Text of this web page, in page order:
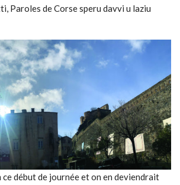
Paroles de Corse speru davvi u laziu
début de journée et on en deviendrait